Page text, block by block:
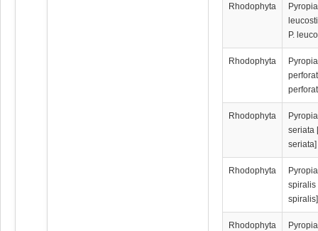
Rhodophyta
Pyropia
P.
Rhodophyta
Pyropia
Rhodophyta
Pyropia
seriata
seriata]
Rhodophyta
Pyropia
spiralis
spiralis]
Rhodophyta
Pyropia